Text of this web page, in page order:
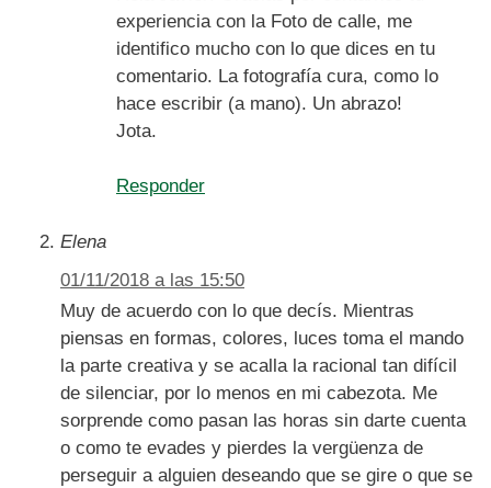
experiencia con la Foto de calle, me
identifico mucho con lo que dices en tu
comentario. La fotografía cura, como lo
hace escribir (a mano). Un abrazo!
Jota.
Responder
Elena
01/11/2018 a las 15:50
Muy de acuerdo con lo que decís. Mientras
piensas en formas, colores, luces toma el mando
la parte creativa y se acalla la racional tan difícil
de silenciar, por lo menos en mi cabezota. Me
sorprende como pasan las horas sin darte cuenta
o como te evades y pierdes la vergüenza de
perseguir a alguien deseando que se gire o que se